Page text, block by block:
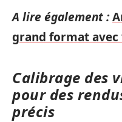
A lire également :
grand format
Calibrage des
pour des
précis